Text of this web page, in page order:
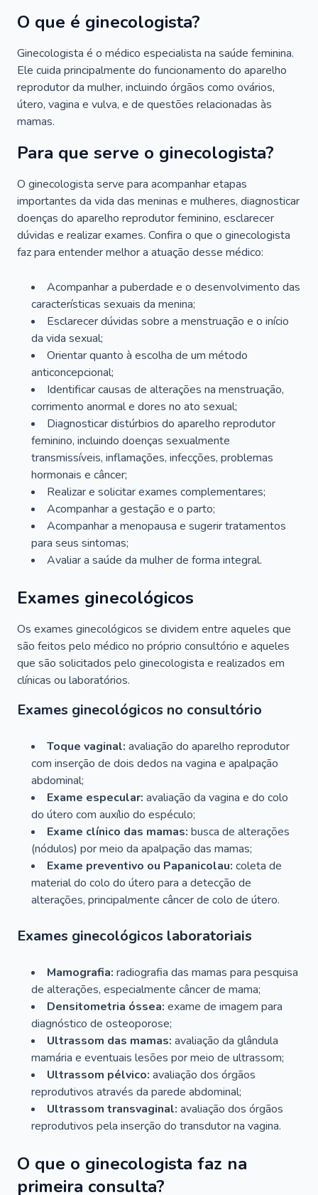
O que é ginecologista?
Ginecologista é o médico especialista na saúde feminina.
Ele cuida principalmente do funcionamento do aparelho
reprodutor da mulher, incluindo órgãos como ovários,
útero, vagina e vulva, e de questões relacionadas às
mamas.
Para que serve o ginecologista?
O ginecologista serve para acompanhar etapas
importantes da vida das meninas e mulheres, diagnosticar
doenças do aparelho reprodutor feminino, esclarecer
dúvidas e realizar exames. Confira o que o ginecologista
faz para entender melhor a atuação desse médico:
Acompanhar a puberdade e o desenvolvimento das
características sexuais da menina;
Esclarecer dúvidas sobre a menstruação e o início
da vida sexual;
Orientar quanto à escolha de um método
anticoncepcional;
Identificar causas de alterações na menstruação,
corrimento anormal e dores no ato sexual;
Diagnosticar distúrbios do aparelho reprodutor
feminino, incluindo doenças sexualmente
transmissíveis, inflamações, infecções, problemas
hormonais e câncer;
Realizar e solicitar exames complementares;
Acompanhar a gestação e o parto;
Acompanhar a menopausa e sugerir tratamentos
para seus sintomas;
Avaliar a saúde da mulher de forma integral.
Exames ginecológicos
Os exames ginecológicos se dividem entre aqueles que
são feitos pelo médico no próprio consultório e aqueles
que são solicitados pelo ginecologista e realizados em
clínicas ou laboratórios.
Exames ginecológicos no consultório
Toque vaginal: avaliação do aparelho reprodutor
com inserção de dois dedos na vagina e apalpação
abdominal;
Exame especular: avaliação da vagina e do colo
do útero com auxílio do espéculo;
Exame clínico das mamas: busca de alterações
(nódulos) por meio da apalpação das mamas;
Exame preventivo ou Papanicolau: coleta de
material do colo do útero para a detecção de
alterações, principalmente câncer de colo de útero.
Exames ginecológicos laboratoriais
Mamografia: radiografia das mamas para pesquisa
de alterações, especialmente câncer de mama;
Densitometria óssea: exame de imagem para
diagnóstico de osteoporose;
Ultrassom das mamas: avaliação da glândula
mamária e eventuais lesões por meio de ultrassom;
Ultrassom pélvico: avaliação dos órgãos
reprodutivos através da parede abdominal;
Ultrassom transvaginal: avaliação dos órgãos
reprodutivos pela inserção do transdutor na vagina.
O que o ginecologista faz na
primeira consulta?